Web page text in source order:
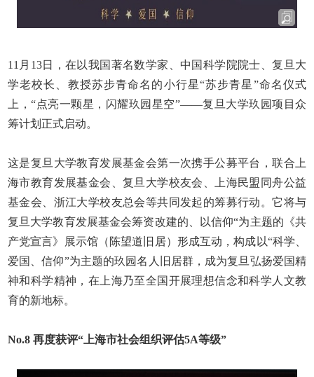
11 月 13日，在以我国著名数学家、中国科学院院士、复旦大
学老校长、教授苏步青命名的小行星“苏步青星 ”命名仪式
上， “点亮一颗星，闪耀玖园星空”——复旦大学玖园项目众
筹计划正式启动。
这是复旦大学教育发展基金会第一次携手公募平台，联合上
海市教育发展基金会、复旦大学校友会、上海民盟同舟公益
基金会、浙江大学校友总会等共同发起的筹募行动。它将与
复旦大学教育发展基金会筹资改建的、以信仰“为主题的《共
产党宣言》展示馆（陈望道旧居）形成互动，构成以“科学、
爱国、信仰”为主题的玖园名人旧居群，成为复旦弘扬爱国精
神和科学精神，在上海乃至全国开展理想信念和科学人文教
育的新地标。
No.8 再度获评“ 上海市社会组织评估5A等级”